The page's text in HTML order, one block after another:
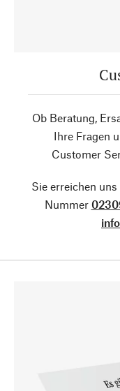
Ob Beratung,
Ihre Fragen
Customer
Sie erreichen
Nummer